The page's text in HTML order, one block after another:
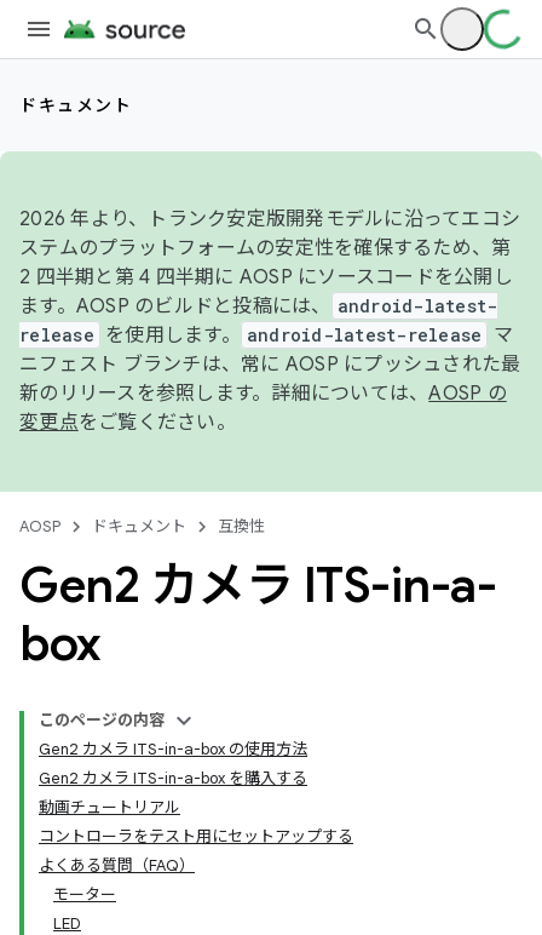
ドキュメント
2026 年より、トランク安定版開発モデルに沿ってエコシ
ステムのプラットフォームの安定性を確保するため、第
2 四半期と第 4 四半期に AOSP にソースコードを公開し
ます。AOSP のビルドと投稿には、
android-latest-
release
を使用します。 android-latest-release
マ
ニフェスト ブランチは、常に AOSP にプッシュされた最
新のリリースを参照します。詳細については、AOSP の
変更点をご覧ください。
AOSP ドキュメント 互換性
Gen2 カメラ ITS-in-a-
box
このページの内容
Gen2 カメラ ITS-in-a-box の使用方法
Gen2 カメラ ITS-in-a-box を購入する
動画チュートリアル
コントローラをテスト用にセットアップする
よくある質問（FAQ）
モーター
LED